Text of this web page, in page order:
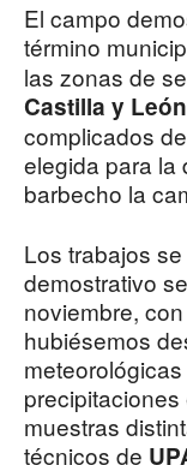
El campo
término
las zonas de
Castilla y León
complicados
elegida para la
barbecho la
Los trabajos
demostrativo
noviembre,
hubiésemos
muestras
técnicos de